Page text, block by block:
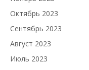
Октябрь 2023
Сентябрь 2023
Август 2023
Июль 2023